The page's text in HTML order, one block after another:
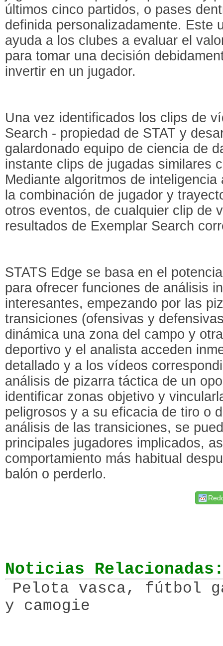
últimos cinco partidos, o pases
definida personalizadamente. Este
ayuda a los clubes a evaluar el
para tomar una decisión
invertir en un jugador.
Una vez identificados los clips de
Search - propiedad de STAT y
galardonado equipo de ciencia de
instante clips de jugadas similares
Mediante algoritmos de
la combinación de jugador y
otros eventos, de cualquier clip de
resultados de Exemplar Search
STATS Edge se basa en el
para ofrecer funciones de análisis
interesantes, empezando por las
transiciones (ofensivas y
dinámica una zona del campo y
deportivo y el analista acceden
detallado y a los vídeos
análisis de pizarra táctica de un
identificar zonas objetivo y
peligrosos y a su eficacia de tiro o
análisis de las transiciones, se
principales jugadores implicados,
comportamiento más habitual
balón o perderlo.
Noticias
Pelota vasca, fútbol
y camogie